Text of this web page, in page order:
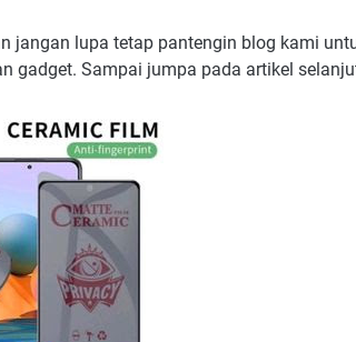
jangan lupa tetap pantengin blog kami
gadget. Sampai jumpa pada artikel